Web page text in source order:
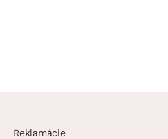
Reklamácie